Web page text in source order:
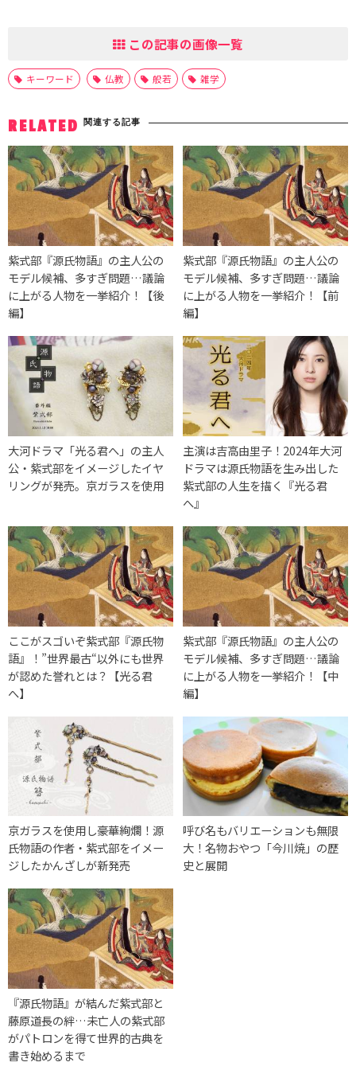
この記事の画像一覧
キーワード 仏教 般若 雑学
RELATED 関連する記事
紫式部『源氏物語』の主人公の
モデル候補、多すぎ問題…議論
に上がる人物を一挙紹介！【後
編】
紫式部『源氏物語』の主人公の
モデル候補、多すぎ問題…議論
に上がる人物を一挙紹介！【前
編】
大河ドラマ「光る君へ」の主人
公・紫式部をイメージしたイヤ
リングが発売。京ガラスを使用
主演は吉高由里子！2024年大河
ドラマは源氏物語を生み出した
紫式部の人生を描く『光る君
へ』
ここがスゴいぞ紫式部『源氏物
語』！”世界最古“以外にも世界
が認めた誉れとは？【光る君
へ】
紫式部『源氏物語』の主人公の
モデル候補、多すぎ問題…議論
に上がる人物を一挙紹介！【中
編】
京ガラスを使用し豪華絢爛！源
氏物語の作者・紫式部をイメー
ジしたかんざしが新発売
呼び名もバリエーションも無限
大！名物おやつ「今川焼」の歴
史と展開
『源氏物語』が結んだ紫式部と
藤原道長の絆…未亡人の紫式部
がパトロンを得て世界的古典を
書き始めるまで